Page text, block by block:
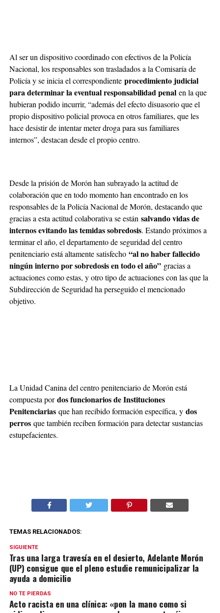
Al ser un dispositivo coordinado con efectivos de la Policía
Nacional, los responsables son trasladados a la Comisaría de
Policía y se inicia el correspondiente procedimiento judicial
para determinar la eventual responsabilidad penalen la que
hubieran podido incurrir, “además del efecto disuasorio que el
propio dispositivo policial provoca en otros familiares, que les
hace desistir de intentar meter droga para sus familiares
internos”, destacan desde el propio centro.
Desde la prisión de Morón han subrayado la actitud de
colaboración que en todo momento han encontrado en los
responsables de la Policía Nacional de Morón, destacando que
gracias a esta actitud colaborativa se están salvando vidas de
internos evitando las temidas sobredosis. Estando próximos a
terminar el año, el departamento de seguridad del centro
penitenciario está altamente satisfecho“al no haber fallecido
ningún interno por sobredosis en todo el año”gracias a
actuaciones como estas, y otro tipo de actuaciones con las que la
Subdirección de Seguridad ha perseguido el mencionado
objetivo.
La Unidad Canina del centro penitenciario de Morón está
compuesta pordos funcionarios de Instituciones
Penitenciariasque han recibido formación específica, y dos
perros que también reciben formación para detectar sustancias
estupefacientes.
TEMAS RELACIONADOS:
SIGUIENTE
Tras una larga travesía en el desierto, Adelante Morón
(UP) consigue que el pleno estudie remunicipalizar la
ayuda a domicilio
NO TE PIERDAS
Acto racista en una clínica: «pon la mano como si